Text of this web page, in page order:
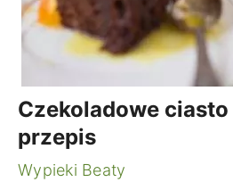
Czekoladowe
przepis
Wypieki Beaty